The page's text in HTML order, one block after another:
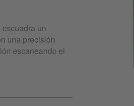
un
una precisión
escaneando el